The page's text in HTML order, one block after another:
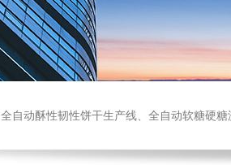
全自动酥性韧性饼干生产线、全自动软糖硬糖浇注生产线、巧克力浇注生产线、桃酥饼干机、多功能曲奇机、热风旋